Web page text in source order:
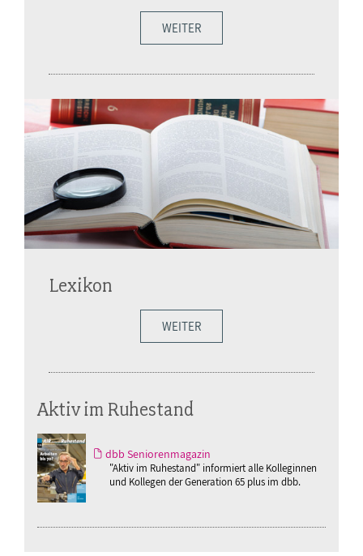
WEITER
Lexikon
WEITER
Aktiv im Ruhestand
dbb Seniorenmagazin
"Aktiv im Ruhestand" informiert alle Kolleginnen
und Kollegen der Generation 65 plus im dbb.